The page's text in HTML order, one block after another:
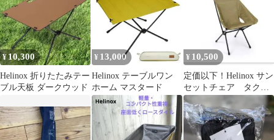
¥10,300
Helinox 折りたたみテー
ブル天板 ダークウッド
¥ 13,000
Helinox テーブルワン
ホーム マスタード
¥ 10,500
定価以下！Helinox サン
セットチェア タクテ
ィカルチェア・替えシ
ート